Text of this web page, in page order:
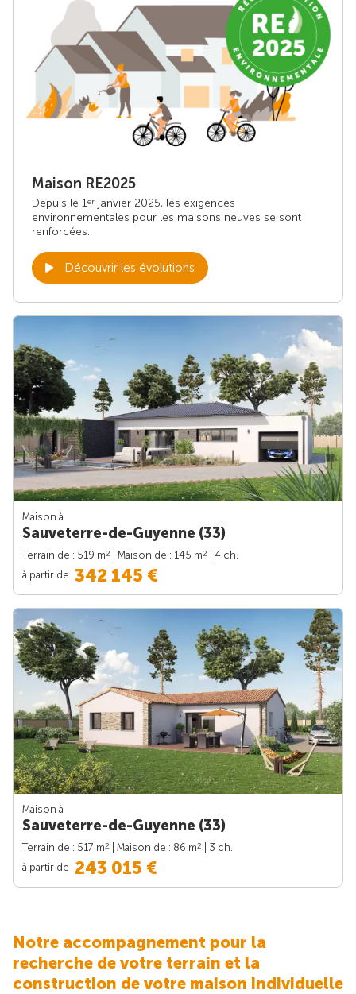
Maison RE2025
Depuis le 1er janvier 2025, les exigences
environnementales pour les maisons neuves se sont
renforcées.
Découvrir les évolutions
Maison à
Sauveterre-de-Guyenne (33)
Terrain de : 519 m2 | Maison de : 145 m2
| 4 ch.
à partir de 342 145 €
Maison à
Sauveterre-de-Guyenne (33)
Terrain de : 517 m2 | Maison de : 86 m2
| 3 ch.
à partir de 243 015 €
Notre accompagnement pour la
recherche de votre terrain et la
construction de votre maison individuelle